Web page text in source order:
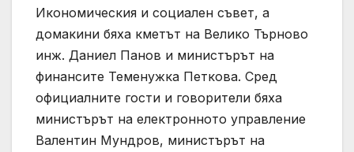
Икономическия и социален съвет, а
домакини бяха кметът на Велико Търново
инж. Даниел Панов и министърът на
финансите Теменужка Петкова. Сред
официалните гости и говорители бяха
министърът на електронното управление
Валентин Мундров, министърът на